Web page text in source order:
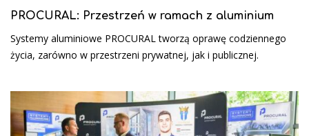
PROCURAL: Przestrzeń w ramach z aluminium
Systemy aluminiowe PROCURAL tworzą oprawę codziennego
życia, zarówno w przestrzeni prywatnej, jak i publicznej.